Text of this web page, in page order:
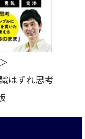
はずれ思考